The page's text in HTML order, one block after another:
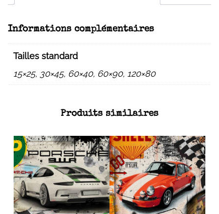
Informations complémentaires
Tailles standard
15×25, 30×45, 60×40, 60×90, 120×80
Produits similaires